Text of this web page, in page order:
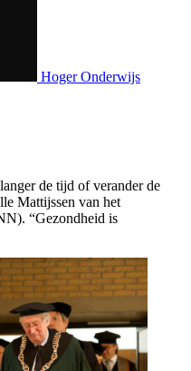
Hoger Onderwijs
de tijd of verander de
Mattijssen van het
“Gezondheid is